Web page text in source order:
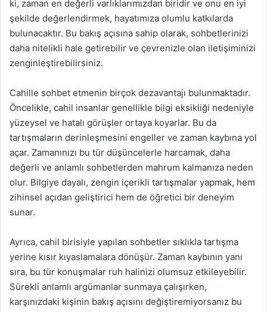
ki, zaman en değerli varlıklarımızdan biridir ve onu en iyi
şekilde değerlendirmek, hayatımıza olumlu katkılarda
bulunacaktır. Bu bakış açısına sahip olarak, sohbetlerinizi
daha nitelikli hale getirebilir ve çevrenizle olan iletişiminizi
zenginleştirebilirsiniz.
Cahille sohbet etmenin birçok dezavantajı bulunmaktadır.
Öncelikle, cahil insanlar genellikle bilgi eksikliği nedeniyle
yüzeysel ve hatalı görüşler ortaya koyarlar. Bu da
tartışmaların derinleşmesini engeller ve zaman kaybına yol
açar. Zamanınızı bu tür düşüncelerle harcamak, daha
değerli ve anlamlı sohbetlerden mahrum kalmanıza neden
olur. Bilgiye dayalı, zengin içerikli tartışmalar yapmak, hem
zihinsel açıdan geliştirici hem de öğretici bir deneyim
sunar.
Ayrıca, cahil birisiyle yapılan sohbetler sıklıkla tartışma
yerine kısır kıyaslamalara dönüşür. Zaman kaybının yanı
sıra, bu tür konuşmalar ruh halinizi olumsuz etkileyebilir.
Sürekli anlamlı argümanlar sunmaya çalışırken,
karşınızdaki kişinin bakış açısını değiştiremiyorsanız bu